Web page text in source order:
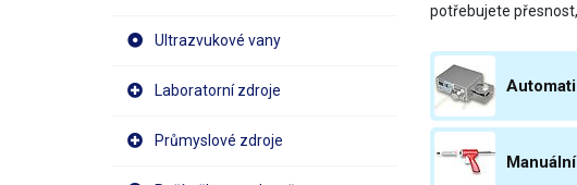
Ultrazvukové vany
Laboratorní zdroje
Průmyslové zdroje
potřebujete